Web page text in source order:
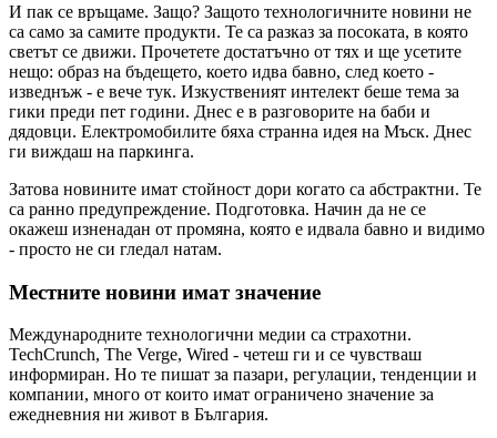
И пак се връщаме. Защо? Защото технологичните новини не
са само за самите продукти. Те са разказ за посоката, в която
светът се движи. Прочетете достатъчно от тях и ще усетите
нещо: образ на бъдещето, което идва бавно, след което -
изведнъж - е вече тук. Изкуственият интелект беше тема за
гики преди пет години. Днес е в разговорите на баби и
дядовци. Електромобилите бяха странна идея на Мъск. Днес
ги виждаш на паркинга.
Затова новините имат стойност дори когато са абстрактни. Те
са ранно предупреждение. Подготовка. Начин да не се
окажеш изненадан от промяна, която е идвала бавно и видимо
- просто не си гледал натам.
Местните новини имат значение
Международните технологични медии са страхотни.
TechCrunch, The Verge, Wired - четеш ги и се чувстваш
информиран. Но те пишат за пазари, регулации, тенденции и
компании, много от които имат ограничено значение за
ежедневния ни живот в България.